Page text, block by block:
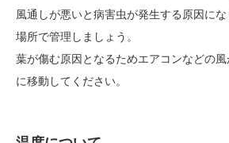
風通しが悪いと病害虫が発生する原因に
場所で管理しましょう。
葉が傷む原因となるためエアコンなどの
に移動してください。